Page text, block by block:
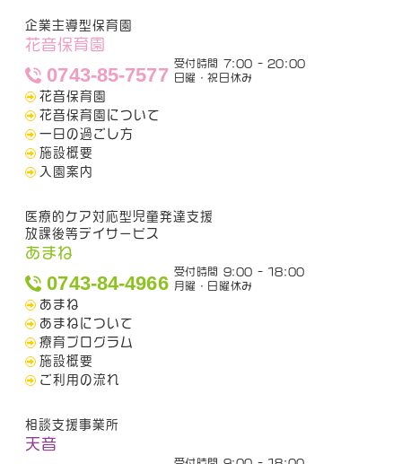
企業主導型保育園
花音保育園
0743-85-7577
受付時間 7:00 - 20:00
日曜・祝日休み
花音保育園
花音保育園について
一日の過ごし方
施設概要
入園案内
医療的ケア対応型児童発達支援
放課後等デイサービス
あまね
0743-84-4966
受付時間 9:00 - 18:00
月曜・日曜休み
あまね
あまねについて
療育プログラム
施設概要
ご利用の流れ
相談支援事業所
天音